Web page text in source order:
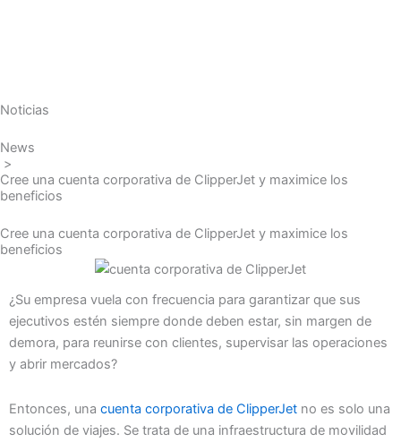
Noticias
News
>
Cree una cuenta corporativa de ClipperJet y maximice los
beneficios
Cree una cuenta corporativa de ClipperJet y maximice los
beneficios
¿Su empresa vuela con frecuencia para garantizar que sus
ejecutivos estén siempre donde deben estar, sin margen de
demora, para reunirse con clientes, supervisar las operaciones
y abrir mercados?
Entonces, una cuenta corporativa de ClipperJet no es solo una
solución de viajes. Se trata de una infraestructura de movilidad